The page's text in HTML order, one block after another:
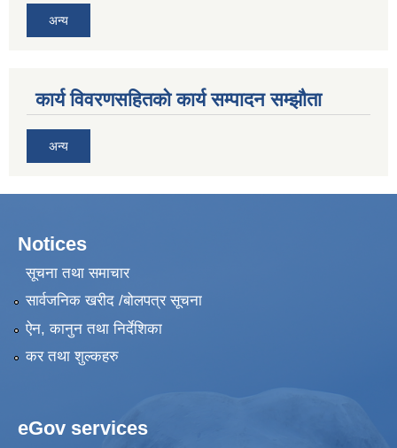
अन्य
कार्य विवरणसहितको कार्य सम्पादन सम्झौता
अन्य
Notices
सूचना तथा समाचार
सार्वजनिक खरीद /बोलपत्र सूचना
ऐन, कानुन तथा निर्देशिका
कर तथा शुल्कहरु
eGov services